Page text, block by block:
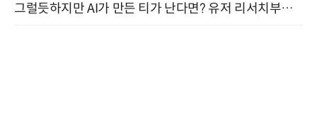
그럴듯하지만 AI가 만든 티가 난다면? 유저 리서치부터 배포까지! (9/15)